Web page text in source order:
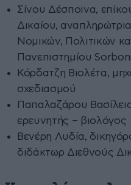
Σίνου Δέσποινα,
Δικαίου,
Νομικών, Πολιτικών
Πανεπιστημίου
Κόρδατζη Βιολέτα,
σχεδιασμού
Παπαλαζάρου
ερευνητής – βιολόγος
Βενέρη Λυδία,
διδάκτωρ Διεθνούς